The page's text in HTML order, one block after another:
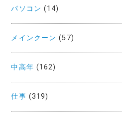
パソコン (14)
メインクーン (57)
中高年 (162)
仕事 (319)